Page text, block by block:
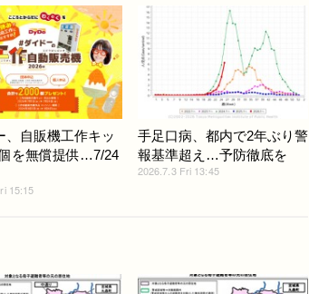
、自販機工作キッ
個を無償提供…7/24
15:15
手足口病、都内で2年ぶり警
報基準超え…予防徹底を
2026.7.3 Fri 13:45